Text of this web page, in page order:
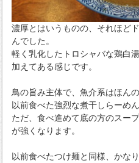
濃厚とはいうものの、それほど
んでした。
軽く乳化したトロシャバな鶏白
加えてある感じです。
鳥の旨み主体で、魚介系はほん
以前食べた強烈な煮干しらーめ
ただ、食べ進めて底の方のスー
が強くなります。
以前食べたつけ麺と同様、かな